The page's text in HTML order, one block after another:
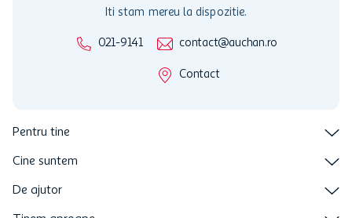
Iti stam mereu la dispozitie.
021-9141 contact@auchan.ro
Contact
Pentru tine
Cine suntem
De ajutor